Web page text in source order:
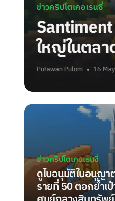
กครั้ง
ข่าวคริปโ
ธนา
ธุรกิ
Putawan
ข่าวคริปโตเคอเรนซี่
ดูไบอนุมัติใบอนุญา
รายที่ 50 ตอกย้ำเ